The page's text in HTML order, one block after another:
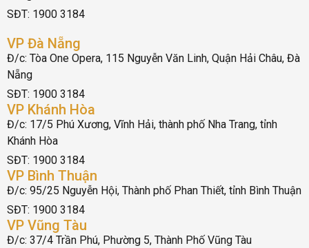
SĐT: 1900 3184
VP Đà Nẵng
Đ/c: Tòa One Opera, 115 Nguyễn Văn Linh, Quận Hải Châu, Đà
Nẵng
SĐT: 1900 3184
VP Khánh Hòa
Đ/c: 17/5 Phú Xương, Vĩnh Hải, thành phố Nha Trang, tỉnh
Khánh Hòa
SĐT: 1900 3184
VP Bình Thuận
Đ/c: 95/25 Nguyễn Hội, Thành phố Phan Thiết, tỉnh Bình Thuận
SĐT: 1900 3184
VP Vũng Tàu
Đ/c: 37/4 Trần Phú, Phường 5, Thành Phố Vũng Tàu